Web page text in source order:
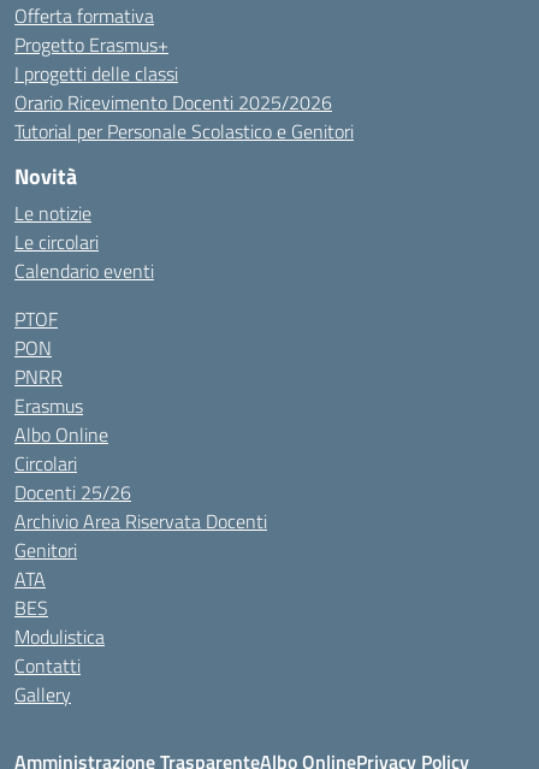
Offerta formativa
Progetto Erasmus+
I progetti delle classi
Orario Ricevimento Docenti 2025/2026
Tutorial per Personale Scolastico e Genitori
Novità
Le notizie
Le circolari
Calendario eventi
PTOF
PON
PNRR
Erasmus
Albo Online
Circolari
Docenti 25/26
Archivio Area Riservata Docenti
Genitori
ATA
BES
Modulistica
Contatti
Gallery
Amministrazione TrasparenteAlbo OnlinePrivacy Policy